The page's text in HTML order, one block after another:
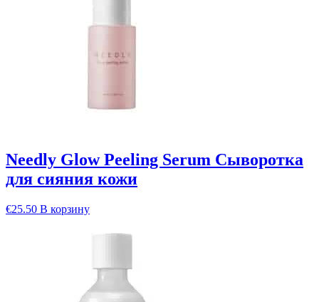
Needly Glow Peeling Serum Сыворотка
для сияния кожи
€25.50 В корзину